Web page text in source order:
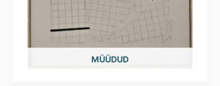
OUT OF STOCK